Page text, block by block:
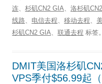
连、 杉矶CN2 GIA、 洛杉矶CN2
线路、 电信去程、 移动去程、
杉矶CN2 GIA、 联通去程 标签。
DMIT美国洛杉矶
VPS季付$56.99起